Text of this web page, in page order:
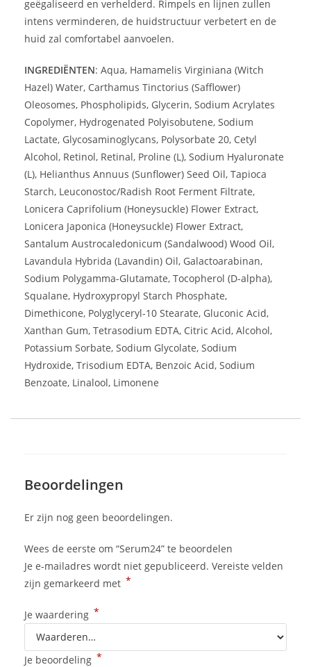
geëgaliseerd en verhelderd. Rimpels en lijnen zullen
intens verminderen, de huidstructuur verbetert en de
huid zal comfortabel aanvoelen.
INGREDIËNTEN: Aqua, Hamamelis Virginiana (Witch
Hazel) Water, Carthamus Tinctorius (Safflower)
Oleosomes, Phospholipids, Glycerin, Sodium Acrylates
Copolymer, Hydrogenated Polyisobutene, Sodium
Lactate, Glycosaminoglycans, Polysorbate 20, Cetyl
Alcohol, Retinol, Retinal, Proline (L), Sodium Hyaluronate
(L), Helianthus Annuus (Sunflower) Seed Oil, Tapioca
Starch, Leuconostoc/Radish Root Ferment Filtrate,
Lonicera Caprifolium (Honeysuckle) Flower Extract,
Lonicera Japonica (Honeysuckle) Flower Extract,
Santalum Austrocaledonicum (Sandalwood) Wood Oil,
Lavandula Hybrida (Lavandin) Oil, Galactoarabinan,
Sodium Polygamma-Glutamate, Tocopherol (D-alpha),
Squalane, Hydroxypropyl Starch Phosphate,
Dimethicone, Polyglyceryl-10 Stearate, Gluconic Acid,
Xanthan Gum, Tetrasodium EDTA, Citric Acid, Alcohol,
Potassium Sorbate, Sodium Glycolate, Sodium
Hydroxide, Trisodium EDTA, Benzoic Acid, Sodium
Benzoate, Linalool, Limonene
Beoordelingen
Er zijn nog geen beoordelingen.
Wees de eerste om “Serum24” te beoordelen
Je e-mailadres wordt niet gepubliceerd. Vereiste velden
zijn gemarkeerd met *
Je waardering *
Je beoordeling *